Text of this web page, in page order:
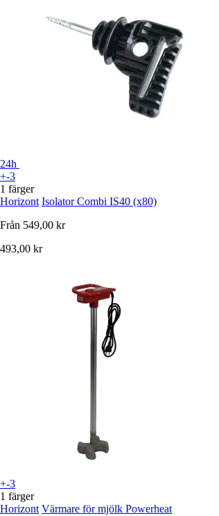
24h
+-3
1 färger
Horizont Isolator Combi IS40 (x80)
Från 549,00 kr
493,00 kr
+-3
1 färger
Horizont Värmare för mjölk Powerheat